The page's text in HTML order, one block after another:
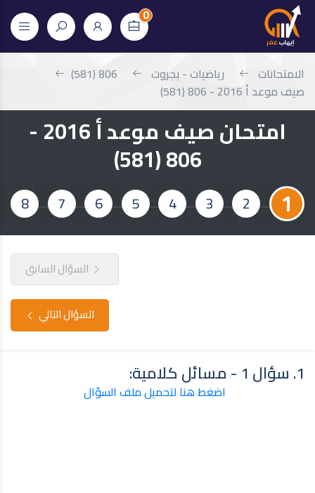
0
الامتحانات رياضيات - بجروت
806 (581)
صيف موعد أ 2016 - 806 (581)
امتحان صيف موعد أ 2016 -
806 (581)
1
2
3
4
5
6
7
8
السؤال السابق
السؤال التالي
1. سؤال 1 - مسائل كلامية:
اضغط هنا لتحميل ملف السؤال